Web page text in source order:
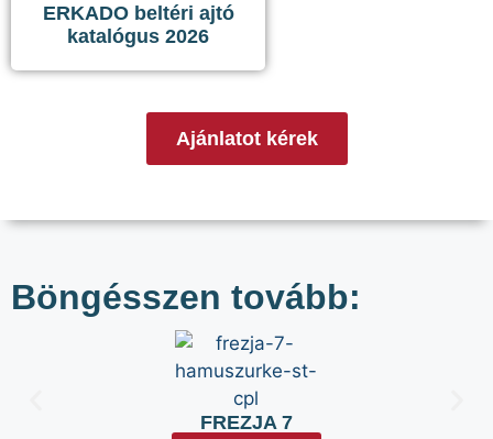
ERKADO beltéri ajtó
katalógus 2026
Ajánlatot kérek
Böngésszen tovább:
FREZJA 7